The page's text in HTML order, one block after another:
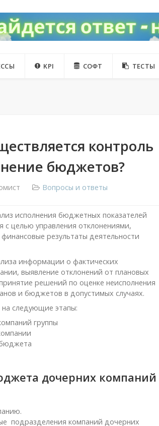
KPI СОФТ ТЕСТЫ
контроль
бюджетов?
Вопросы и ответы
исполнения бюджетных показателей
с целью управления отклонениями,
результаты деятельности
информации о фактических
выявление отклонений от плановых
решений по оценке неисполнения
и бюджетов в допустимых случаях.
следующие этапы:
группы
дочерних компаний
подразделения компаний дочерних